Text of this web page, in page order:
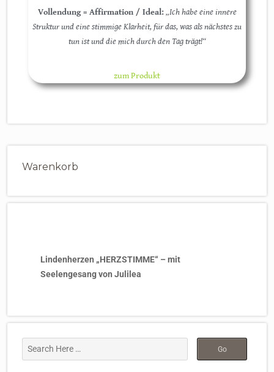
Vollendung = Affirmation / Ideal: „Ich habe eine innere
Struktur und eine stimmige Klarheit, für das, was als nächstes zu
tun ist und die mich durch den Tag trägt!“
zum Produkt
Warenkorb
Lindenherzen „HERZSTIMME“ – mit
Seelengesang von Julilea